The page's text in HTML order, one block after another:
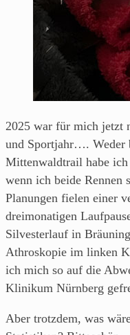
Franken.
2025 war für mich jetzt
und Sportjahr…. Weder
Mittenwaldtrail habe
wenn ich beide Rennen
Planungen fielen einer
dreimonatigen
Silvesterlauf in
Athroskopie im linken
ich mich so auf die
Klinikum Nürnberg
Aber trotzdem, was